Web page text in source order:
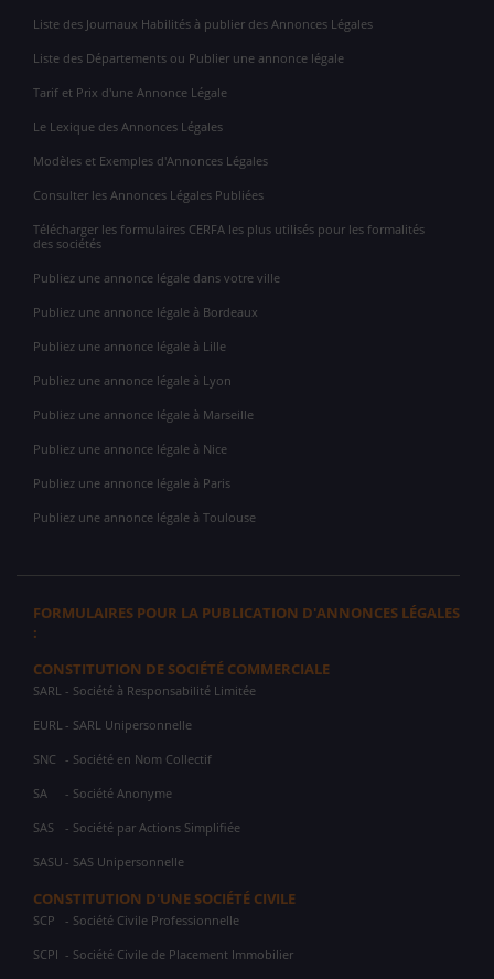
Liste des Journaux Habilités à publier des Annonces Légales
Liste des Départements ou Publier une annonce légale
Tarif et Prix d'une Annonce Légale
Le Lexique des Annonces Légales
Modèles et Exemples d'Annonces Légales
Consulter les Annonces Légales Publiées
Télécharger les formulaires CERFA les plus utilisés pour les formalités
des sociétés
Publiez une annonce légale dans votre ville
Publiez une annonce légale à Bordeaux
Publiez une annonce légale à Lille
Publiez une annonce légale à Lyon
Publiez une annonce légale à Marseille
Publiez une annonce légale à Nice
Publiez une annonce légale à Paris
Publiez une annonce légale à Toulouse
FORMULAIRES POUR LA PUBLICATION D'ANNONCES LÉGALES
:
CONSTITUTION DE SOCIÉTÉ COMMERCIALE
SARL - Société à Responsabilité Limitée
EURL - SARL Unipersonnelle
SNC - Société en Nom Collectif
SA - Société Anonyme
SAS - Société par Actions Simplifiée
SASU - SAS Unipersonnelle
CONSTITUTION D'UNE SOCIÉTÉ CIVILE
SCP - Société Civile Professionnelle
SCPI - Société Civile de Placement Immobilier